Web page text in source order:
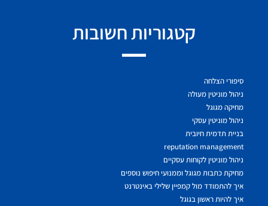
קטגוריות חשובות
סיפורי הצלחה
ניהול מוניטין מעולה
מחיקה מגוגל
ניהול מוניטין עסקי
בניית תדמית חיובית
reputation management
ניהול מוניטין לקוחות עסקיים
מחיקת כתבות מגוגל וממנועי חיפוש נוספים
איך להתמודד מול קמפיין שלילי באינטרנט
איך להיות ראשון בגוגל